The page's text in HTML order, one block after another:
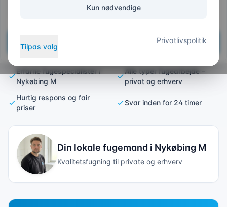
holdbare løsninger
Erfarne fugespecialister i
Nykøbing M
Alle typer fugearbejde –
privat og erhverv
Hurtig respons og fair
priser
Svar inden for 24 timer
Din lokale fugemand i Nykøbing M
Kvalitetsfugning til private og erhverv
Kun nødvendige
Tilpas valg
Privatlivspolitik